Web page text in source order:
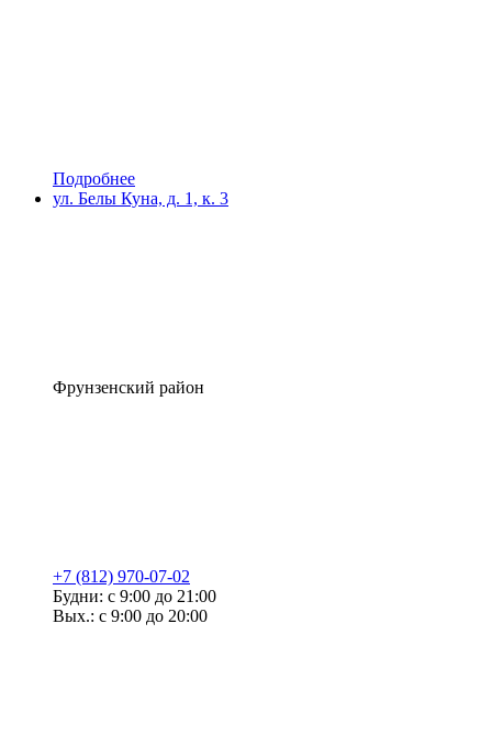
Подробнее
ул. Белы Куна, д. 1, к. 3
Фрунзенский район
+7 (812) 970-07-02
Будни: с 9:00 до 21:00
Вых.: с 9:00 до 20:00